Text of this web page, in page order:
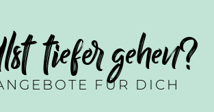
tiefer gehen?
FÜR DICH